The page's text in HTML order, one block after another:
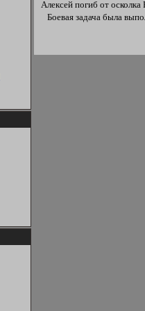
Алексей погиб от осколка
Боевая задача была